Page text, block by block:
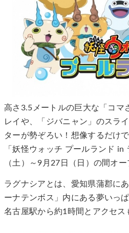
高さ3.5メートルの巨大な「コマ
レイや、「ジバニャン」のスラ
ターが勢ぞろい！想像するだけ
「妖怪ウォッチ プールランド in
（土）～9月27日（日）の間オ
ラグナシアとは、愛知県蒲郡に
ーナテンボス」内にある夢いっ
名古屋駅から約1時間とアクセス